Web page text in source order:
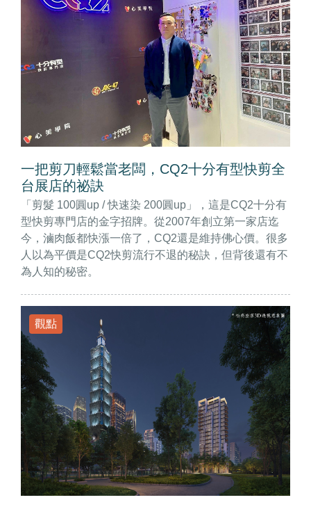
一把剪刀輕鬆當老闆，CQ2十分有型快剪全
台展店的祕訣
「剪髮 100圓up / 快速染 200圓up」，這是CQ2十分有
型快剪專門店的金字招牌。從2007年創立第一家店迄
今，滷肉飯都快漲一倍了，CQ2還是維持佛心價。很多
人以為平價是CQ2快剪流行不退的秘訣，但背後還有不
為人知的秘密。
觀點